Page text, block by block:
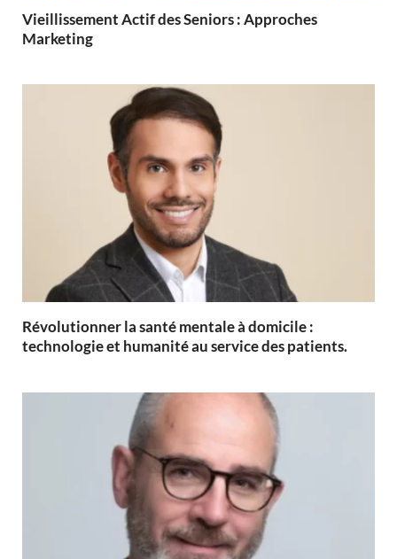
Vieillissement Actif des Seniors : Approches
Marketing
Révolutionner la santé mentale à domicile :
technologie et humanité au service des patients.